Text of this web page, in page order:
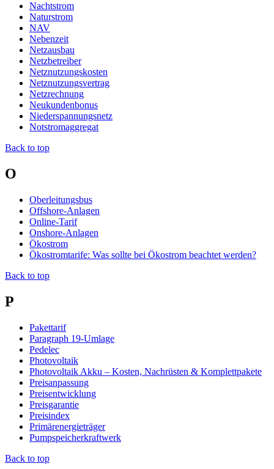
Nachtstrom
Naturstrom
NAV
Nebenzeit
Netzausbau
Netzbetreiber
Netznutzungskosten
Netznutzungsvertrag
Netzrechnung
Neukundenbonus
Niederspannungsnetz
Notstromaggregat
Back to top
O
Oberleitungsbus
Offshore-Anlagen
Online-Tarif
Onshore-Anlagen
Ökostrom
Ökostromtarife: Was sollte bei Ökostrom beachtet werden?
Back to top
P
Pakettarif
Paragraph 19-Umlage
Pedelec
Photovoltaik
Photovoltaik Akku – Kosten, Nachrüsten & Komplettpakete
Preisanpassung
Preisentwicklung
Preisgarantie
Preisindex
Primärenergieträger
Pumpspeicherkraftwerk
Back to top